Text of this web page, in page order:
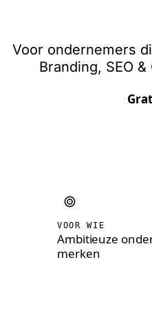
Voor ondernemers
Branding, SEO
VOOR WIE
Ambitieuze
merken